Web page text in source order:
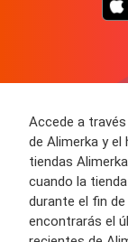
Accede a
de Alimerka y el
tiendas
cuando la
durante el fin
encontrarás el